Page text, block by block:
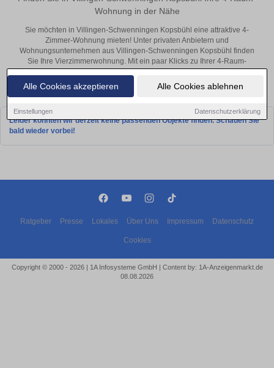
Alle Cookies akzeptieren Alle Cookies ablehnen
Einstellungen Datenschutzerklärung
Wohnung in der Nähe
Sie möchten in Villingen-Schwenningen Kopsbühl eine attraktive 4-
Zimmer-Wohnung mieten! Unter privaten Anbietern und
Wohnungsunternehmen aus Villingen-Schwenningen Kopsbühl finden
Sie Ihre Vierzimmerwohnung. Mit ein paar Klicks zu Ihrer 4-Raum-
Wohnung in der Nähe.
Aktuelle Wohnung zum mieten
Leider konnten wir derzeit keine passenden Objekte finden. Schauen Sie
bald wieder vorbei!
Ratgeber Presse Lokales Über Uns Impressum Datenschutz
Cookies
Copyright © 2000 - 2026 | 1A Infosysteme GmbH | Content by: 1A-Anzeigenmarkt.de
08.08.2026